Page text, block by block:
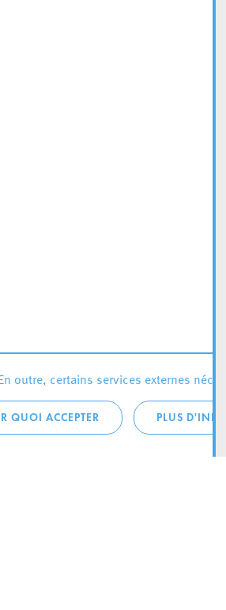
outre, certains services externes
QUOI ACCEPTER PLUS